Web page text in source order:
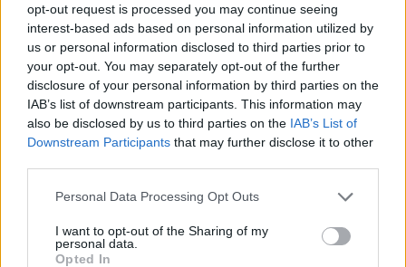
opt-out request is processed you may continue seeing
interest-based ads based on personal information utilized by
us or personal information disclosed to third parties prior to
your opt-out. You may separately opt-out of the further
disclosure of your personal information by third parties on the
IAB’s list of downstream participants. This information may
also be disclosed by us to third parties on the IAB’s List of
Downstream Participants that may further disclose it to other
Personal Data Processing Opt Outs
I want to opt-out of the Sharing of my
personal data.
Opted In
Διάβασε επίσης
Ακολουθήστε το onalert.gr στοGoogle
Newsκαι μάθετε πρώτοι όλες τις ειδήσεις
για την άμυνα.